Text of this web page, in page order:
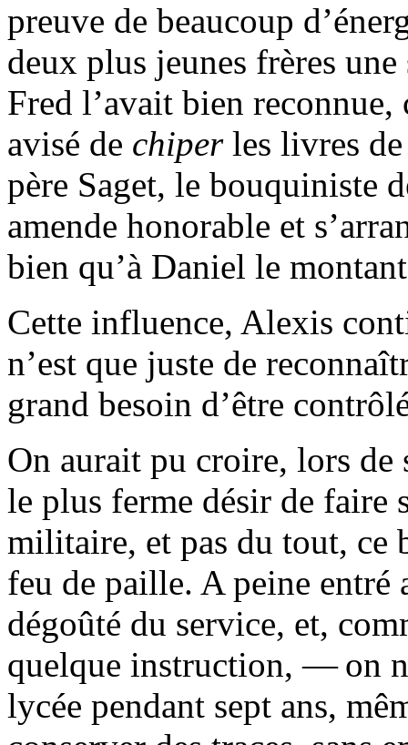
preuve de beaucoup
deux plus jeunes frères une
Fred l’avait bien
avisé de chiperles livres de
père Saget, le
amende honorable et
bien qu’à Daniel le
Cette influence, Alexis
n’est que juste de
grand besoin d’être
On aurait pu croire, lors de
le plus ferme désir de faire
militaire, et pas du tout, ce
feu de paille. A peine entré
dégoûté du service, et,
quelque instruction, — on
lycée pendant sept ans,